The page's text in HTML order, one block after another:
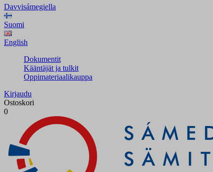
Davvisámegiella
Suomi
English
Dokumentit
Kääntäjät ja tulkit
Oppimateriaalikauppa
Kirjaudu
Ostoskori
0